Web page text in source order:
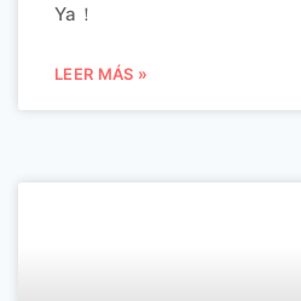
Ya！
LEER MÁS »